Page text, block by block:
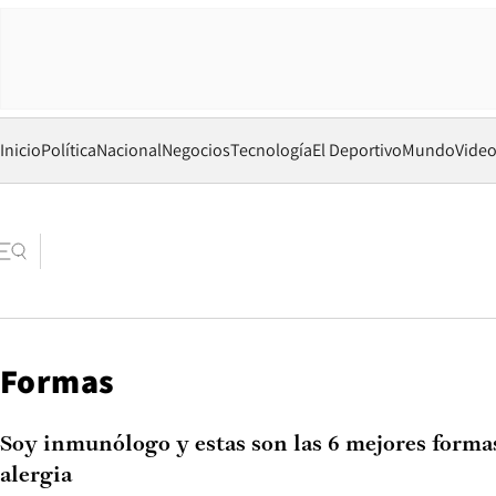
InicioPolíticaNacionalNegociosTecnologíaEl DeportivoMundo
Formas
Soy inmunólogo y estas son las 6 mejores
alergia